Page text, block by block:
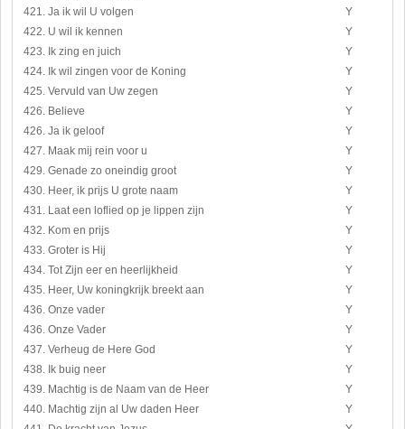
421. Ja ik wil U volgen
Y
422. U wil ik kennen
Y
423. Ik zing en juich
Y
424. Ik wil zingen voor de Koning
Y
425. Vervuld van Uw zegen
Y
426. Believe
Y
426. Ja ik geloof
Y
427. Maak mij rein voor u
Y
429. Genade zo oneindig groot
Y
430. Heer, ik prijs U grote naam
Y
431. Laat een loflied op je lippen zijn
Y
432. Kom en prijs
Y
433. Groter is Hij
Y
434. Tot Zijn eer en heerlijkheid
Y
435. Heer, Uw koningkrijk breekt aan
Y
436. Onze vader
Y
436. Onze Vader
Y
437. Verheug de Here God
Y
438. Ik buig neer
Y
439. Machtig is de Naam van de Heer
Y
440. Machtig zijn al Uw daden Heer
Y